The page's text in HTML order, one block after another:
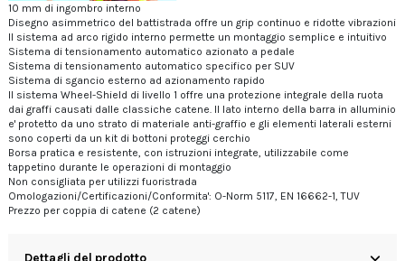
10 mm di ingombro interno
Disegno asimmetrico del battistrada offre un grip continuo e ridotte vibrazioni
Il sistema ad arco rigido interno permette un montaggio semplice e intuitivo
Sistema di tensionamento automatico azionato a pedale
Sistema di tensionamento automatico specifico per SUV
Sistema di sgancio esterno ad azionamento rapido
Il sistema Wheel-Shield di livello 1 offre una protezione integrale della ruota
dai graffi causati dalle classiche catene. Il lato interno della barra in alluminio
e' protetto da uno strato di materiale anti-graffio e gli elementi laterali esterni
sono coperti da un kit di bottoni proteggi cerchio
Borsa pratica e resistente, con istruzioni integrate, utilizzabile come
tappetino durante le operazioni di montaggio
Non consigliata per utilizzi fuoristrada
Omologazioni/Certificazioni/Conformita': O-Norm 5117, EN 16662-1, TUV
Prezzo per coppia di catene (2 catene)
Dettagli del prodotto